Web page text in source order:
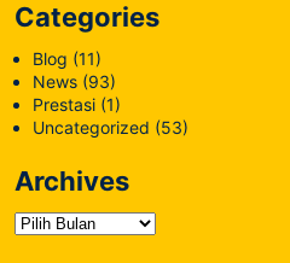
Categories
Blog (11)
News(93)
Prestasi(1)
Uncategorized (53)
Archives
Archives